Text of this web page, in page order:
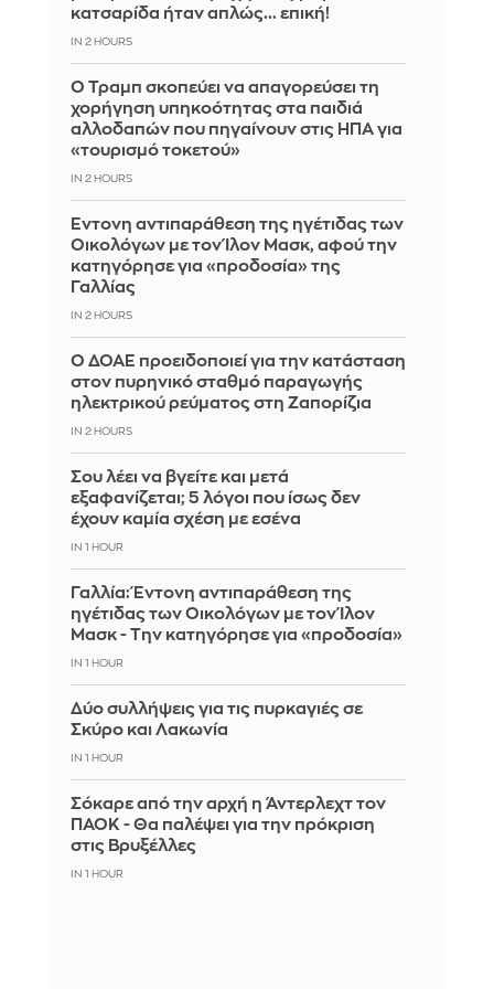
κατσαρίδα ήταν απλώς... επική!
IN 2 HOURS
Ο Τραμπ σκοπεύει να απαγορεύσει τη
χορήγηση υπηκοότητας στα παιδιά
αλλοδαπών που πηγαίνουν στις ΗΠΑ για
«τουρισμό τοκετού»
IN 2 HOURS
Έντονη αντιπαράθεση της ηγέτιδας των
Οικολόγων με τον Ίλον Μασκ, αφού την
κατηγόρησε για «προδοσία» της
Γαλλίας
IN 2 HOURS
Ο ΔΟΑΕ προειδοποιεί για την κατάσταση
στον πυρηνικό σταθμό παραγωγής
ηλεκτρικού ρεύματος στη Ζαπορίζια
IN 2 HOURS
Σου λέει να βγείτε και μετά
εξαφανίζεται; 5 λόγοι που ίσως δεν
έχουν καμία σχέση με εσένα
IN 1 HOUR
Γαλλία: Έντονη αντιπαράθεση της
ηγέτιδας των Οικολόγων με τον Ίλον
Μασκ - Την κατηγόρησε για «προδοσία»
IN 1 HOUR
Δύο συλλήψεις για τις πυρκαγιές σε
Σκύρο και Λακωνία
IN 1 HOUR
Σόκαρε από την αρχή η Άντερλεχτ τον
ΠΑΟΚ - Θα παλέψει για την πρόκριση
στις Βρυξέλλες
IN 1 HOUR